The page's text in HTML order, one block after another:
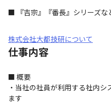
■ 『吉宗』『番長』シリーズな
株式会社大都技研について
仕事内容
■ 概要
・当社の社員が利用する社内
ます